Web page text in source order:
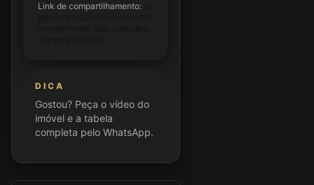
Link de compartilhamento:
DICA
Gostou? Peça o vídeo do
imóvel e a tabela
completa pelo WhatsApp.